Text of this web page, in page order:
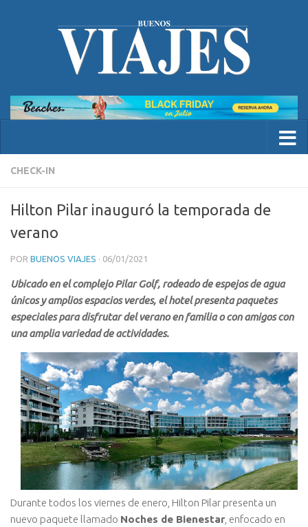
CHECK-IN
Hilton Pilar inauguró la temporada de
verano
POR BUENOS VIAJES · 06/01/2021
Ubicado en el complejo Pilar Golf, rodeado de espejos de agua
únicos y amplios espacios verdes, el hotel presenta paquetes
especiales para disfrutar del verano en familia o con amigos con
una amplia variedad de actividades.
Durante todos los viernes de enero, Hilton Pilar presenta un
nuevo paquete llamado Noches de Bienestar , enfocado en